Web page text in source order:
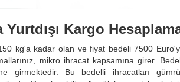
Yurtdışı Kargo
kg'a kadar olan ve fiyat bedeli 7500
mikro ihracat kapsamına girer.
girmektedir. Bu bedelli ihracatları